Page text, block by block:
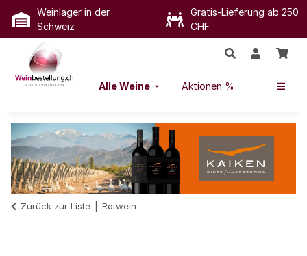
Weinlager in der
Schweiz
Gratis-Lieferung ab 250
CHF
Alle Weine Aktionen %
Zurück zur Liste Rotwein